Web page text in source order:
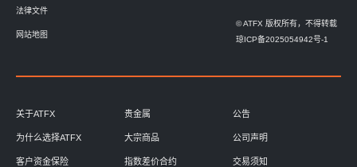
法律文件
网站地图
© ATFX 版权所有，不得转载
琼ICP备2025054942号-1
关于ATFX
为什么选择ATFX
客户资金保险
贵金属
大宗商品
指数差价合约
公告
公司声明
交易须知